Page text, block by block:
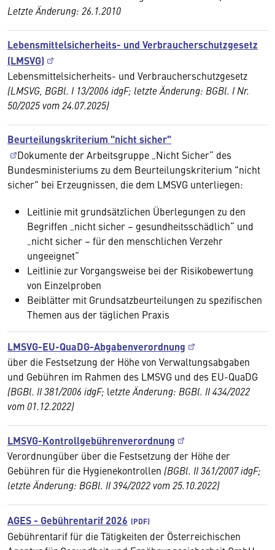
Letzte Änderung: 26.1.2010
Lebensmittelsicherheits- und Verbraucherschutzgesetz
(LMSVG)
Lebensmittelsicherheits- und Verbraucherschutzgesetz
(LMSVG, BGBl. I 13/2006 idgF; letzte Änderung: BGBl. I Nr.
50/2025 vom24.07.2025)
Beurteilungskriterium "nicht sicher"
Dokumente der Arbeitsgruppe „Nicht Sicher“ des
Bundesministeriums zu dem Beurteilungskriterium "nicht
sicher" bei Erzeugnissen, die dem LMSVG unterliegen:
Leitlinie mit grundsätzlichen Überlegungen zu den
Begriffen „nicht sicher – gesundheitsschädlich“ und
„nicht sicher – für den menschlichen Verzehr
ungeeignet“
Leitlinie zur Vorgangsweise bei der Risikobewertung
von Einzelproben
Beiblätter mit Grundsatzbeurteilungen zu spezifischen
Themen aus der täglichen Praxis
LMSVG-EU-QuaDG-Abgabenverordnung
über die Festsetzung der Höhe von Verwaltungsabgaben
und Gebühren im Rahmen des LMSVG und des EU-QuaDG
(BGBl. II 381/2006 idgF; letzte Änderung: BGBl. II 434/2022
vom01.12.2022)
LMSVG-Kontrollgebührenverordnung
Verordnungüber über die Festsetzung der Höhe der
Gebühren für die Hygienekontrollen (BGBl. II 361/2007 idgF;
letzte Änderung: BGBl. II 394/2022 vom25.10.2022)
AGES - Gebührentarif 2026
Gebührentarif für die Tätigkeiten der Österreichischen